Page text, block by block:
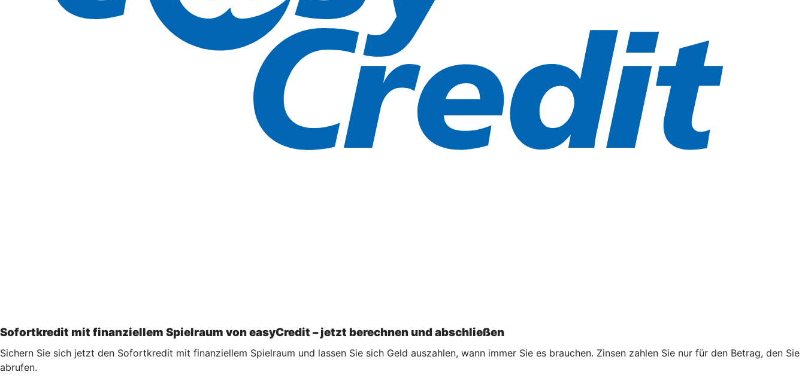
Sofortkredit mit finanziellem Spielraum von easyCredit – jetzt berechnen und abschließen
Sichern Sie sich jetzt den Sofortkredit mit finanziellem Spielraum und lassen Sie sich Geld auszahlen, wann immer Sie es brauchen. Zinsen zahlen Sie nur für den Betrag, den Sie
abrufen.